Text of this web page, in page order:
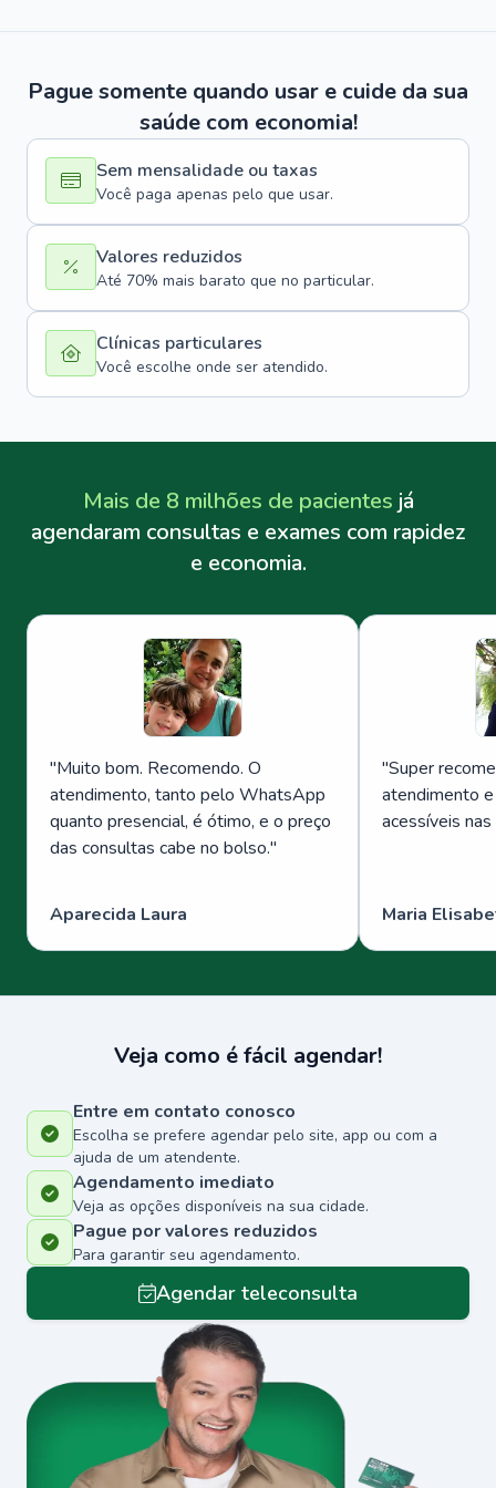
Pague somente quando usar e cuide da sua
saúde com economia!
Sem mensalidade ou taxas
Você paga apenas pelo que usar.
Valores reduzidos
Até 70% mais barato que no particular.
Clínicas particulares
Você escolhe onde ser atendido.
Mais de 8 milhões de pacientes já
agendaram consultas e exames com rapidez
e economia.
"Muito bom. Recomendo. O
atendimento, tanto pelo WhatsApp
quanto presencial, é ótimo, e o preço
das consultas cabe no bolso."
Aparecida Laura
"Super
atendimento
acessíveis
Maria
Veja como é fácil agendar!
Entre em contato conosco
Escolha se prefere agendar pelo site, app ou com a
ajuda de um atendente.
Agendamento imediato
Veja as opções disponíveis na sua cidade.
Pague por valores reduzidos
Para garantir seu agendamento.
Agendar teleconsulta